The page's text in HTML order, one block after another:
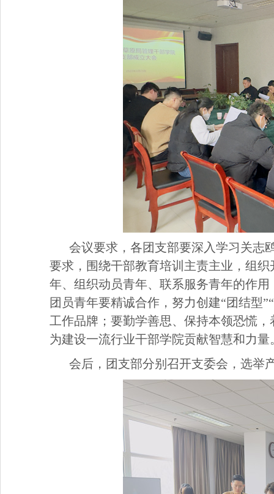
会议要求，各团支部要深入学习关志
要求，围绕干部教育培训主责主业，组
年、组织动员青年、联系服务青年的作
团员青年要精诚合作，努力创建“团结型
工作品牌；要勤学善思、保持本领恐慌
为建设一流行业干部学院贡献智慧和力量
会后，团支部分别召开支委会，选举